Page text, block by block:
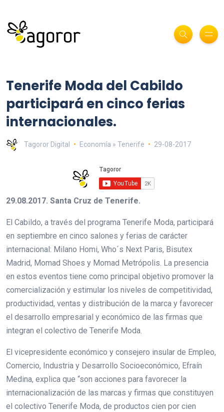
Tenerife Moda del Cabildo
participará en cinco ferias
internacionales.
Tagoror Digital Economía » Tenerife 29-08-2017
29.08.2017. Santa Cruz de Tenerife.
El Cabildo, a través del programa Tenerife Moda, participará
en septiembre en cinco salones y ferias de carácter
internacional: Milano Homi, Who´s Next Paris, Bisutex
Madrid, Momad Shoes y Momad Metrópolis. La presencia
en estos eventos tiene como principal objetivo promover la
comercialización y estimular los niveles de competitividad,
productividad, ventas y distribución de la marca y favorecer
el desarrollo empresarial y económico de las firmas que
integran el colectivo de Tenerife Moda.
El vicepresidente económico y consejero insular de Empleo,
Comercio, Industria y Desarrollo Socioeconómico, Efraín
Medina, explica que “son acciones para favorecer la
internacionalización de las marcas y firmas que constituyen
el colectivo Tenerife Moda, de productos cien por cien